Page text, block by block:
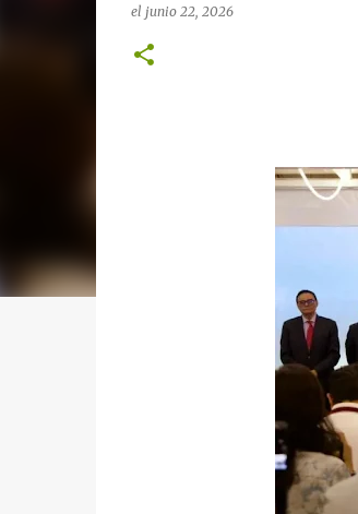
el junio 22, 2026